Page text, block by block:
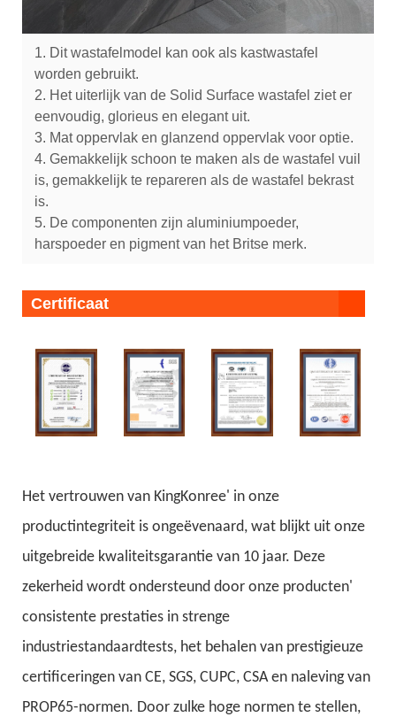
1. Dit wastafelmodel kan ook als kastwastafel
worden gebruikt.
2. Het uiterlijk van de Solid Surface wastafel ziet er
eenvoudig, glorieus en elegant uit.
3. Mat oppervlak en glanzend oppervlak voor optie.
4. Gemakkelijk schoon te maken als de wastafel vuil
is, gemakkelijk te repareren als de wastafel bekrast
is.
5. De componenten zijn aluminiumpoeder,
harspoeder en pigment van het Britse merk.
Certificaat
Het vertrouwen van KingKonree' in onze
productintegriteit is ongeëvenaard, wat blijkt uit onze
uitgebreide kwaliteitsgarantie van 10 jaar. Deze
zekerheid wordt ondersteund door onze producten'
consistente prestaties in strenge
industriestandaardtests, het behalen van prestigieuze
certificeringen van CE, SGS, CUPC, CSA en naleving van
PROP65-normen. Door zulke hoge normen te stellen,